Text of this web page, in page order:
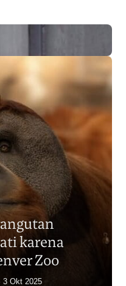
2.700
Dekade?
14 Jul 2026
karena
Zoo
3 Okt 2025